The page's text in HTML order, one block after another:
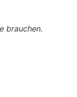
brauchen.